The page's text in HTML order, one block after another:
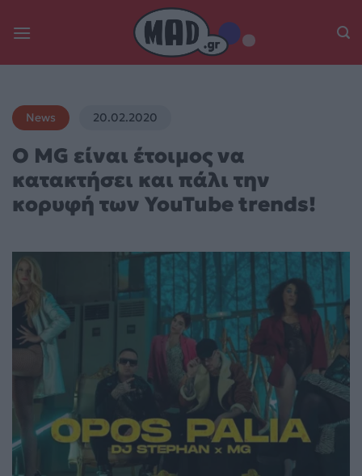
News 20.02.2020
O MG είναι έτοιμος να
κατακτήσει και πάλι την
κορυφή των YouTube trends!